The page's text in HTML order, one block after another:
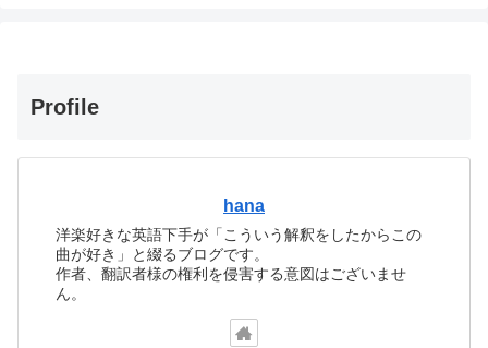
Profile
hana
洋楽好きな英語下手が「こういう解釈をしたからこの
曲が好き」と綴るブログです。
作者、翻訳者様の権利を侵害する意図はございませ
ん。